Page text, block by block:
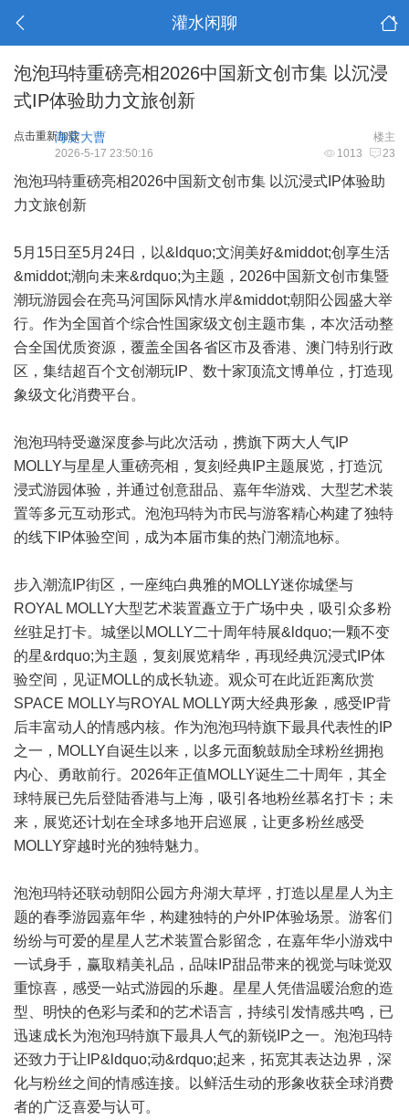
灌水闲聊
泡泡玛特重磅亮相2026中国新文创市集 以沉浸
式IP体验助力文旅创新
点击重新加载 楼主
海淀大曹
1013 23
2026-5-17 23:50:16
泡泡玛特重磅亮相2026中国新文创市集 以沉浸式IP体验助
力文旅创新
5月15日至5月24日，以&ldquo;文润美好&middot;创享生活
&middot;潮向未来&rdquo;为主题，2026中国新文创市集暨
潮玩游园会在亮马河国际风情水岸&middot;朝阳公园盛大举
行。作为全国首个综合性国家级文创主题市集，本次活动整
合全国优质资源，覆盖全国各省区市及香港、澳门特别行政
区，集结超百个文创潮玩IP、数十家顶流文博单位，打造现
象级文化消费平台。
泡泡玛特受邀深度参与此次活动，携旗下两大人气IP
MOLLY与星星人重磅亮相，复刻经典IP主题展览，打造沉
浸式游园体验，并通过创意甜品、嘉年华游戏、大型艺术装
置等多元互动形式。泡泡玛特为市民与游客精心构建了独特
的线下IP体验空间，成为本届市集的热门潮流地标。
步入潮流IP街区，一座纯白典雅的MOLLY迷你城堡与
ROYAL MOLLY大型艺术装置矗立于广场中央，吸引众多粉
丝驻足打卡。城堡以MOLLY二十周年特展&ldquo;一颗不变
的星&rdquo;为主题，复刻展览精华，再现经典沉浸式IP体
验空间，见证MOLL的成长轨迹。观众可在此近距离欣赏
SPACE MOLLY与ROYAL MOLLY两大经典形象，感受IP背
后丰富动人的情感内核。作为泡泡玛特旗下最具代表性的IP
之一，MOLLY自诞生以来，以多元面貌鼓励全球粉丝拥抱
内心、勇敢前行。2026年正值MOLLY诞生二十周年，其全
球特展已先后登陆香港与上海，吸引各地粉丝慕名打卡；未
来，展览还计划在全球多地开启巡展，让更多粉丝感受
MOLLY穿越时光的独特魅力。
泡泡玛特还联动朝阳公园方舟湖大草坪，打造以星星人为主
题的春季游园嘉年华，构建独特的户外IP体验场景。游客们
纷纷与可爱的星星人艺术装置合影留念，在嘉年华小游戏中
一试身手，赢取精美礼品，品味IP甜品带来的视觉与味觉双
重惊喜，感受一站式游园的乐趣。星星人凭借温暖治愈的造
型、明快的色彩与柔和的艺术语言，持续引发情感共鸣，已
迅速成长为泡泡玛特旗下最具人气的新锐IP之一。泡泡玛特
还致力于让IP&ldquo;动&rdquo;起来，拓宽其表达边界，深
化与粉丝之间的情感连接。以鲜活生动的形象收获全球消费
者的广泛喜爱与认可。